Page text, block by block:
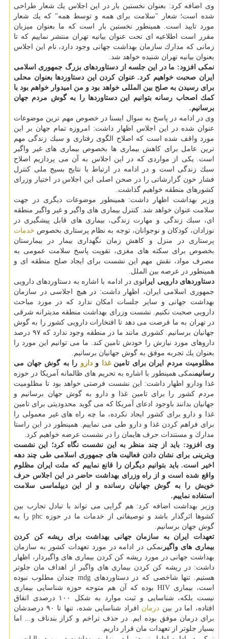
وی اضافه كرد: بعنوان نخستین بار در این اجلاس یك شعار طراحی
شده است؛ شعار "سلامت برای همه و توسط همه" كه یك شعار
مورد تایید است. همینطور نخستین بار است كه ما بعنوان میزبان
مقرر است اطلاعیه ای تحت عنوان بیانیه تهران منتشر نماییم كه تا
زمانی كه مدارك سازمان بهداشت جهانی وجود دارد، نام این اجلاس
بعنوان بیانیه تهران شنیده خواهد شد.
نمكی افزود: ما در این جلسه از دستاوردهای بزرگ جمهوری اسلامی
ایران صحبت خواهیم كرد. عنوان كردن این دستاوردها بعنوان محلی
برای رسیدن به صلح بین المللی خواهد بود و من امیدوار خواهم بود با
كمك اصحاب رسانه بتوانیم این دستاوردها را به گوش مردم جهان
برسانیم.
وی در ادامه در پاسخ به سوال ایسنا در خصوص مهم ترین موضوعات
عنوان شده در این اجلاس اظهار داشت: امروزه تمام جهان بر این
مورد واقف شده است كه اصلاح الگوی رفتاری و سبك زندگی مهم
ترین عامل برای كاهش بیماری ها بخصوص بیماری های غیر واگیر
است. یكی از مواردی كه در این اجلاس به آن می پردازیم اصلاح
سبك زندگی است و در ادامه در ارتباط با نتایج بسیج ملی كنترل
فشار خون گزارشاتی را در صحن اصلی این اجلاس در اختیار وزرای
كشورهای منطقه خواهیم گذاشت.
وزیر بهداشت اظهار داشت: همینطور موضوعات دیگری در جهت
سلامت عنوان خواهد شد. كنترل بیماری های واگیر و غیر واگیر منطقه
ای، سبك زندگی و مهارت زندگی، بیماری های قابل پیشگیری در
نوزادان، كودكان و نوجوانان، توجه به نظام پرستاری بخصوص خدمات
پرستاری در منزل و كاهش زمان نگهداری بیمار در بیمارستان
بخصوص برای سكته های مغزی، تقویت پاسخ سلامت عمومی به
مصرف مواد، نقش مهم این نشست برای ایجاد صلح منطقه ای و
همینطور در عرصه بین الملل.
دستاوردهای دارویی ایرانوی در ادامه با اشاره به دستاوردهای دارویی
جمهوری اسلامی ایران، اظهار داشت: در هیچ اجلاسی در سازمان
بهداشت جهانی و سایر جلسات امكان ندارد كه در مورد مباحث
دارویی صحبت نكنیم. نشست وزرای بهداشت منطقه مدیترانه شرقی
در تهران به ما فرصت می دهد تا افتخارات دارویی كشور را به گوش
جهانیان برسانیم. كشوری مانند ما در منطقه وجود ندارد كه ۹۷ درصد
داروهای مورد نیازش را خودش تامین كند. ما می توانیم این مورد را
بعنوان یك تجربه موفق به گوش جهانیان برسانیم.
مظلومیت مردم ایران برای تامینغذا ودارو را به گوش جهان می
رسانیمنمكی همینطور با اشاره به تحریم های ظالمانه آمریكا در حوزه
غذا ودارو اظهار داشت: این نشست فرصتی خواهد بود تا مظلومیت
مردم كشور را برای تامین غذا و دارو به گوش جهان برسانیم و
جهانیان بدانند باوجود ادعای آمریكا كه می گوید محدودیتی برای تامین
غذا و دارو برای كشور ایجاد نكرده، ما چه راه های غیر معمولی را
برای فراهم كردن غذا و دارو طی می نماییم. همینطور در این راستا
مدارك و مستندات حرف هایمان را در نشست عرضه خواهیم كرد.
وی افزود: باید از چند منظر به این نشست نگاه كرد؛ این نشست
ویترینی برای نشان دادن فعالیت های جمهوری اسلامی طی چند دهه
اخیر است. باید بتوانیم دیگران را قانع نماییم كه ملت ایران مظلوم
واقع شده است و از راه وزرای بهداشت حاضر در این اجلاس حرف
خویش را به گوش جهانیان رسانده و از این دیپلماسی سلامت
استفاده نماییم.
وزیر بهداشت اضافه كرد: هم گرایی می تواند با تبادل تجارب بین
كشوها اثرگذار باشد و توصیفاتی از خدمات ما در حوزه phc را به
گوش جهان برسانیم.
تعهدات ایران به سازمان جهانی بهداشت برای ریشه كن كردن
بیماری های واگیر نمكی در ادامه در مورد تعهدات كشور به سازمان
بهداشت جهانی در مورد ریشه كن كردن بیماری های واگیردار، اظهار
داشت: در ریشه كن كردن بیماری های واگیر از اهداف مان جلوتر
هستیم. تنها شاخصی كه در دستاوردهای mdg چندان مطلوب نبوده
است، بیماری HIV بوده كه آن هم متوجه حوزه شناسایی بیماری
نیست بلكه، شناسایی و ثبت موارد به شكل ۱۰۰ درصدی اتفاق
افتاده، اما در بین درمان
افراد شناسایی شده، تنها تا ۹۰ درصدشان
برای درمان موفق بوده ایم. در حذف تراخم و كزاز بندناف و... اما
بسیار جلوتر از تعهدات مان قرار داریم.